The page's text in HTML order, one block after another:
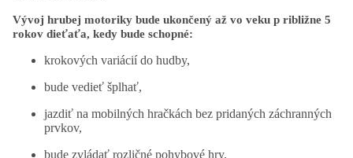
Vývoj hrubej motoriky bude ukončený až vo veku p ribližne 5
rokov dieťaťa, kedy bude schopné:
krokových variácií do hudby,
bude vedieť šplhať,
jazdiť na mobilných hračkách bez pridaných záchranných
prvkov,
bude zvládať rozličné pohybové hry.